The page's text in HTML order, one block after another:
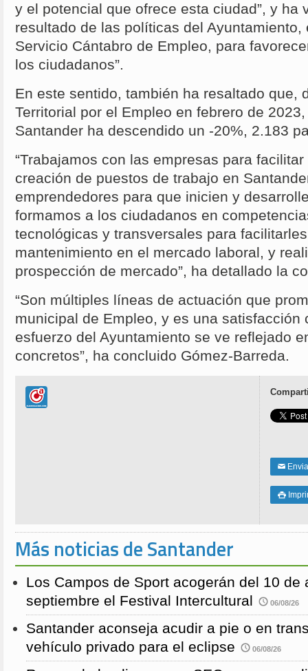
y el potencial que ofrece esta ciudad”, y ha
resultado de las políticas del
Servicio Cántabro de Empleo, para
los ciudadanos”.
En este sentido, también ha resaltado que,
Territorial por el Empleo en febrero de
Santander ha descendido un -20%, 2.183
“Trabajamos con las empresas para
creación de puestos de trabajo en
emprendedores para que inicien y
formamos a los ciudadanos en
tecnológicas y transversales para
mantenimiento en el mercado laboral, y
prospección de mercado”, ha detallado la
“Son múltiples líneas de actuación que
municipal de Empleo, y es una satisfacción
esfuerzo del Ayuntamiento se ve reflejado
concretos”, ha concluido Gómez-Barreda.
✉

Más noticias de Santander
Los Campos de Sport acogerán del 10 de
septiembre el Festival Intercultural
06/08/26
Santander aconseja acudir a pie o en
vehículo privado para el eclipse
06/08/26